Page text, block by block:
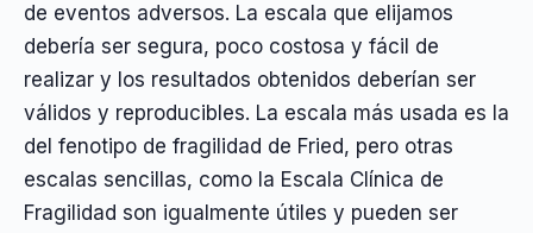
de eventos adversos. La escala que elijamos
debería ser segura, poco costosa y fácil de
realizar y los resultados obtenidos deberían ser
válidos y reproducibles. La escala más usada es la
del fenotipo de fragilidad de Fried, pero otras
escalas sencillas, como la Escala Clínica de
Fragilidad son igualmente útiles y pueden ser